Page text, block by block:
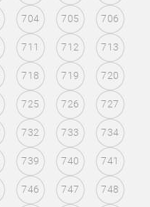
704 705 706
711 712 713
718 719 720
725 726 727
732 733 734
739 740 741
746 747 748